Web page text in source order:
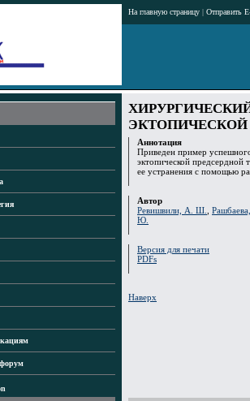
На главную страницу | Отправить
ЭКТОПИЧЕСКОЙ
Аннотация
Приведен пример
эктопической предсердной
ее устранения с помощью
Автор
Ревишвили, А. Ш.
Ю.
Версия для печати
PDFs
Наверх